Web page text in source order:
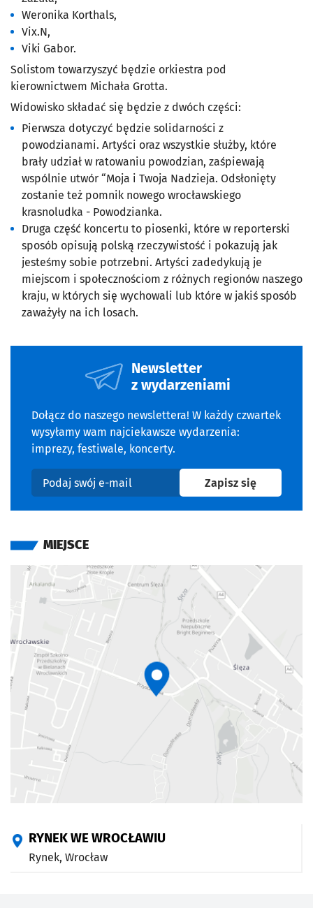
Weronika Korthals,
Vix.N,
Viki Gabor.
Solistom towarzyszyć będzie orkiestra pod
kierownictwem Michała Grotta.
Widowisko składać się będzie z dwóch części:
Pierwsza dotyczyć będzie solidarności z
powodzianami. Artyści oraz wszystkie służby, które
brały udział w ratowaniu powodzian, zaśpiewają
wspólnie utwór “Moja i Twoja Nadzieja. Odsłonięty
zostanie też pomnik nowego wrocławskiego
krasnoludka - Powodzianka.
Druga część koncertu to piosenki, które w reporterski
sposób opisują polską rzeczywistość i pokazują jak
jesteśmy sobie potrzebni. Artyści zadedykują je
miejscom i społecznościom z różnych regionów naszego
kraju, w których się wychowali lub które w jakiś sposób
zaważyły na ich losach.
Newsletter
z wydarzeniami
Dołącz do naszego newslettera! W każdy czwartek
wysyłamy wam najciekawsze wydarzenia:
imprezy, festiwale, koncerty.
Podaj swój e-mail
Zapisz sięna
MIEJSCE
RYNEK WE WROCŁAWIU
Rynek, Wrocław